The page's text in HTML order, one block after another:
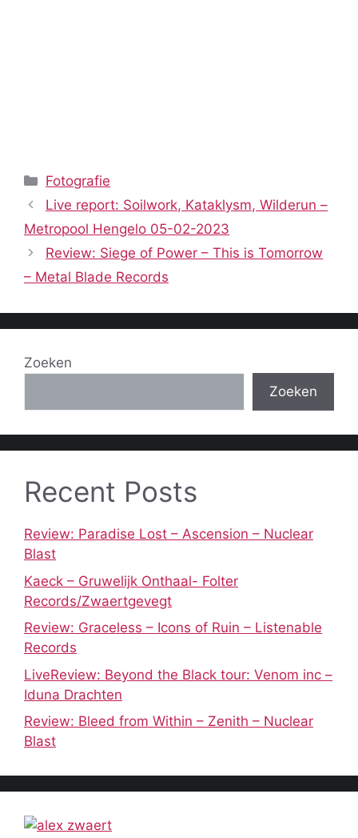
Categorieën
Fotografie
Live report: Soilwork, Kataklysm, Wilderun –
Metropool Hengelo 05-02-2023
Review: Siege of Power – This is Tomorrow
– Metal Blade Records
Zoeken
Zoeken
Recent Posts
Review: Paradise Lost – Ascension – Nuclear
Blast
Kaeck – Gruwelijk Onthaal- Folter
Records/Zwaertgevegt
Review: Graceless – Icons of Ruin – Listenable
Records
LiveReview: Beyond the Black tour: Venom inc –
Iduna Drachten
Review: Bleed from Within – Zenith – Nuclear
Blast